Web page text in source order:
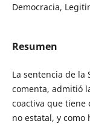
Democracia,
Resumen
La sentencia de la
comenta, admitió
coactiva que tiene
no estatal, y